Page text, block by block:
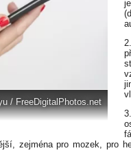
/ FreeDigitalPhotos.net
zejména pro mozek, pro